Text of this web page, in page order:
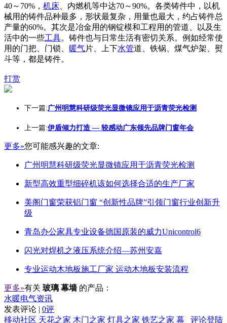
40～70%， 机床 、内燃机等中达70～90%。各类铸件中，以机
械用的铸件品种最多，形状最复杂，用量也最大，约占铸件总
产量的60%。其次是冶金用的钢锭模和工程用的管道、以及生
活中的一些工具。铸件也与日常生活有密切关系。例如经常使
用的门把、门锁、 暖气片、上下水管道、铁锅、煤气炉架、熨
斗等，都是铸件。
打赏
下一篇:广州明慧科研级荧光显微镜应用于沥青荧光检测
上一篇:伊盾倾力打造 — 较感动广东领先品牌门窗年会
更多»您可能感兴趣的文章:
广州明慧科研级荧光显微镜应用于沥青荧光检测
新型高效重型细碎机该如何选择合适的生产厂家
美阁门窗荣获铝门窗 “创新性品牌”引领门窗行业创新升
级
青岛办公家具专业设备德国原装的威力Unicontrol6
闪光对焊机之液压系统介绍—苏州安嘉
专业运动木地板施工厂家 运动木地板安装流程
更多»有关 玻璃 幕墙 的产品：
水暖电气资讯
发表评论 | 0评
评论登陆
移动社区 天花之家 木门之家 灯具之家 铁艺之家 幕